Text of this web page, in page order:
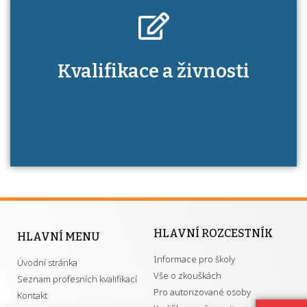
Kdo je to autorizovaná osoba a jaké výhody
má získání autorizace?
Kvalifikace a živnosti
HLAVNÍ MENU
Úvodní stránka
Seznam profesních kvalifikací
Kontakt
HLAVNÍ ROZCESTNÍK
Informace pro školy
Vše o zkouškách
Pro autorizované osoby